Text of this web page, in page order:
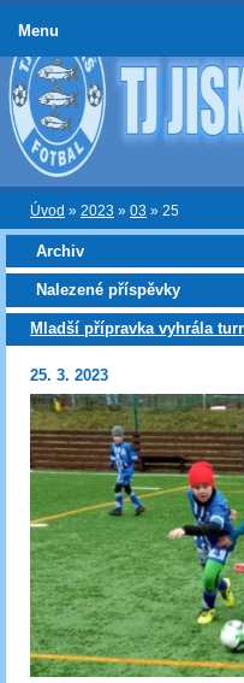
Úvod » 2023 » 03 » 25
Archiv
Nalezené příspěvky
Mladší přípravka vyhrála
25. 3. 2023
Menu